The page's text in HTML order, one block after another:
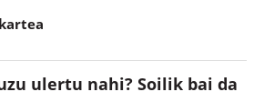
ulertu nahi? Soilik bai da